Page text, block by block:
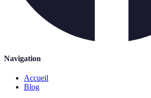
Navigation
Accueil
Blog